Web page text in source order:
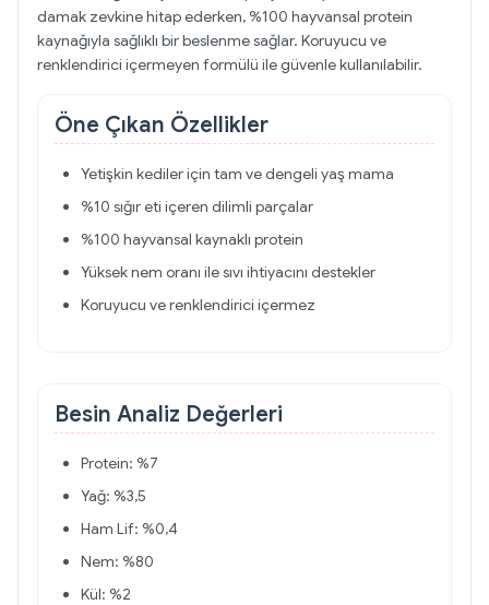
damak zevkine hitap ederken, %100 hayvansal protein
kaynağıyla sağlıklı bir beslenme sağlar. Koruyucu ve
renklendirici içermeyen formülü ile güvenle kullanılabilir.
Öne Çıkan Özellikler
Yetişkin kediler için tam ve dengeli yaş mama
%10 sığır eti içeren dilimli parçalar
%100 hayvansal kaynaklı protein
Yüksek nem oranı ile sıvı ihtiyacını destekler
Koruyucu ve renklendirici içermez
Besin Analiz Değerleri
Protein: %7
Yağ: %3,5
Ham Lif: %0,4
Nem: %80
Kül: %2